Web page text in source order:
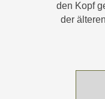
den Kopf
der